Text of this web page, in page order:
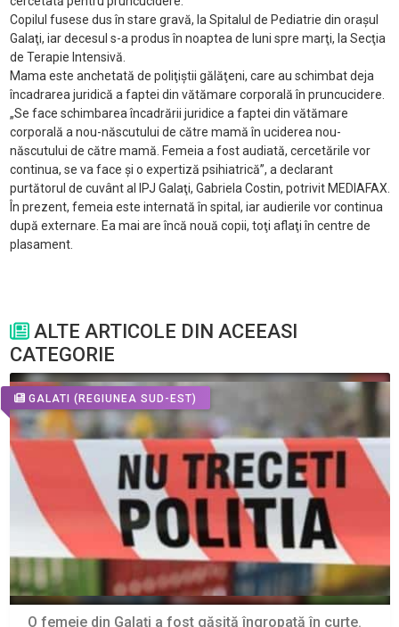
Copilul fusese dus în stare gravă, la Spitalul de Pediatrie din oraşul
Galaţi, iar decesul s-a produs în noaptea de luni spre marţi, la Secţia
de Terapie Intensivă.
Mama este anchetată de poliţiştii gălăţeni, care au schimbat deja
încadrarea juridică a faptei din vătămare corporală în pruncucidere.
„Se face schimbarea încadrării juridice a faptei din vătămare
corporală a nou-născutului de către mamă în uciderea nou-
născutului de către mamă. Femeia a fost audiată, cercetările vor
continua, se va face şi o expertiză psihiatrică”, a declarant
purtătorul de cuvânt al IPJ Galaţi, Gabriela Costin, potrivit MEDIAFAX.
În prezent, femeia este internată în spital, iar audierile vor continua
după externare. Ea mai are încă nouă copii, toţi aflaţi în centre de
plasament.
ALTE ARTICOLE DIN ACEEASI
CATEGORIE
GALATI (REGIUNEA SUD-EST)
O femeie din Galați a fost găsită îngropată în curte.